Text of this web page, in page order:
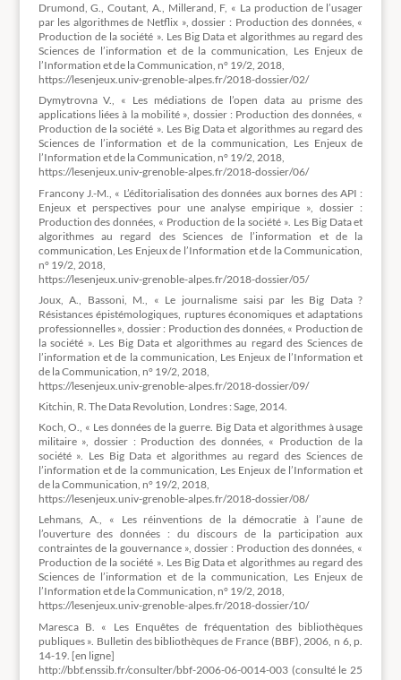
Drumond, G., Coutant, A., Millerand, F, « La production de l’usager
par les algorithmes de Netflix », dossier : Production des données, «
Production de la société ». Les Big Data et algorithmes au regard des
Sciences de l’information et de la communication, Les Enjeux de
l’Information et de la Communication, n° 19/2, 2018,
https://lesenjeux.univ-grenoble-alpes.fr/2018-dossier/02/
Dymytrovna V., « Les médiations de l’open data au prisme des
applications liées à la mobilité », dossier : Production des données, «
Production de la société ». Les Big Data et algorithmes au regard des
Sciences de l’information et de la communication, Les Enjeux de
l’Information et de la Communication, n° 19/2, 2018,
https://lesenjeux.univ-grenoble-alpes.fr/2018-dossier/06/
Francony J.-M., « L’éditorialisation des données aux bornes des API :
Enjeux et perspectives pour une analyse empirique », dossier :
Production des données, « Production de la société ». Les Big Data et
algorithmes au regard des Sciences de l’information et de la
communication, Les Enjeux de l’Information et de la Communication,
n° 19/2, 2018,
https://lesenjeux.univ-grenoble-alpes.fr/2018-dossier/05/
Joux, A., Bassoni, M., « Le journalisme saisi par les Big Data ?
Résistances épistémologiques, ruptures économiques et adaptations
professionnelles », dossier : Production des données, « Production de
la société ». Les Big Data et algorithmes au regard des Sciences de
l’information et de la communication, Les Enjeux de l’Information et
de la Communication, n° 19/2, 2018,
https://lesenjeux.univ-grenoble-alpes.fr/2018-dossier/09/
Kitchin, R. The Data Revolution, Londres : Sage, 2014.
Koch, O., « Les données de la guerre. Big Data et algorithmes à usage
militaire », dossier : Production des données, « Production de la
société ». Les Big Data et algorithmes au regard des Sciences de
l’information et de la communication, Les Enjeux de l’Information et
de la Communication, n° 19/2, 2018,
https://lesenjeux.univ-grenoble-alpes.fr/2018-dossier/08/
Lehmans, A., « Les réinventions de la démocratie à l’aune de
l’ouverture des données : du discours de la participation aux
contraintes de la gouvernance », dossier : Production des données, «
Production de la société ». Les Big Data et algorithmes au regard des
Sciences de l’information et de la communication, Les Enjeux de
l’Information et de la Communication, n° 19/2, 2018,
https://lesenjeux.univ-grenoble-alpes.fr/2018-dossier/10/
Maresca B. « Les Enquêtes de fréquentation des bibliothèques
publiques ». Bulletin des bibliothèques de France (BBF), 2006, n 6, p.
14-19. [en ligne]
http://bbf.enssib.fr/consulter/bbf-2006-06-0014-003 (consulté le 25